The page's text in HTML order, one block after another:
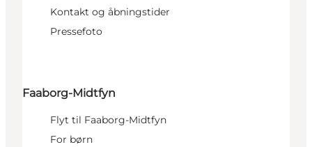
Kontakt og åbningstider
Pressefoto
Faaborg-Midtfyn
Flyt til Faaborg-Midtfyn
For børn